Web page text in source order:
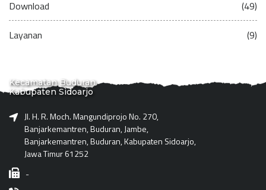
Download (49)
Layanan (9)
Kecamatan Buduran
Kabupaten Sidoarjo
Jl. H. R. Moch. Mangundiprojo No. 270,
Banjarkemantren, Buduran, Jambe,
Banjarkemantren, Buduran, Kabupaten Sidoarjo,
Jawa Timur 61252
-